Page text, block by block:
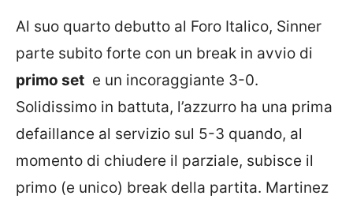
Al suo quarto debutto al Foro Italico, Sinner
parte subito forte con un break in avvio di
primo set e un incoraggiante 3-0.
Solidissimo in battuta, l’azzurro ha una prima
defaillance al servizio sul 5-3 quando, al
momento di chiudere il parziale, subisce il
primo (e unico) break della partita. Martinez